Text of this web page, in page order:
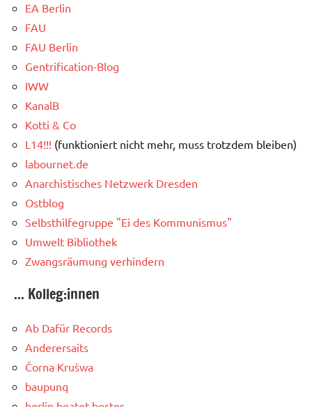
EA Berlin
FAU
FAU Berlin
Gentrification-Blog
IWW
KanalB
Kotti & Co
L14!!! (funktioniert nicht mehr, muss trotzdem bleiben)
labournet.de
Anarchistisches Netzwerk Dresden
Ostblog
Selbsthilfegruppe "Ei des Kommunismus"
Umwelt Bibliothek
Zwangsräumung verhindern
... Kolleg:innen
Ab Dafür Records
Anderersaits
Čorna Krušwa
baupunq